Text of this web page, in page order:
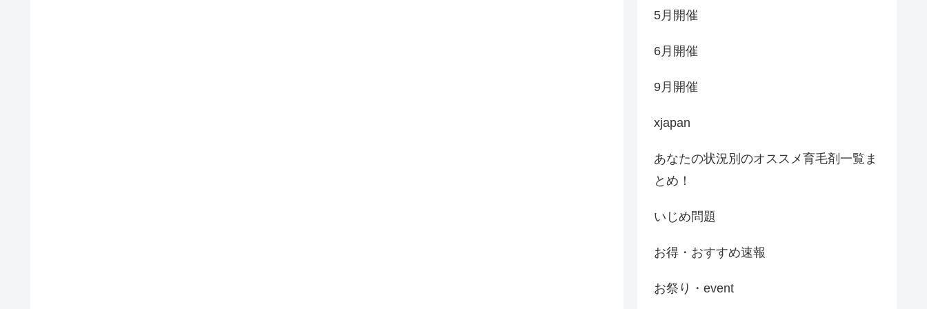
5月開催
6月開催
9月開催
xjapan
あなたの状況別のオススメ育毛剤一覧ま
とめ！
いじめ問題
お得・おすすめ速報
お祭り・event